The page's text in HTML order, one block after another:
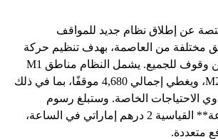
عن إطلاق نظام جديد للمواقف
مختلفة من العاصمة، بهدف تنظيم حركة
المرور وتوفير أماكن وقوف للجميع. يشمل النظام مناطق M1
وM2 وM3 وM4 وM24، ويغطي إجمالي 4,680 موقفًا، بما في ذلك
الاحتياجات الخاصة. وستبلغ رسوم
**المواقف المدفوعة** القياسية 2 درهم إماراتي في الساعة،
متعددة.